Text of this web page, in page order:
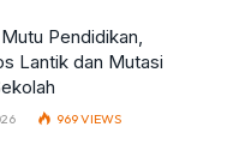
Pendidikan,
Lantik dan Mutasi
969VIEWS